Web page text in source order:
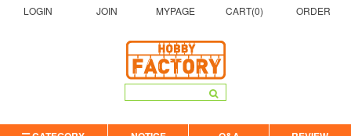
LOGIN JOIN MYPAGE CART(0) ORDER